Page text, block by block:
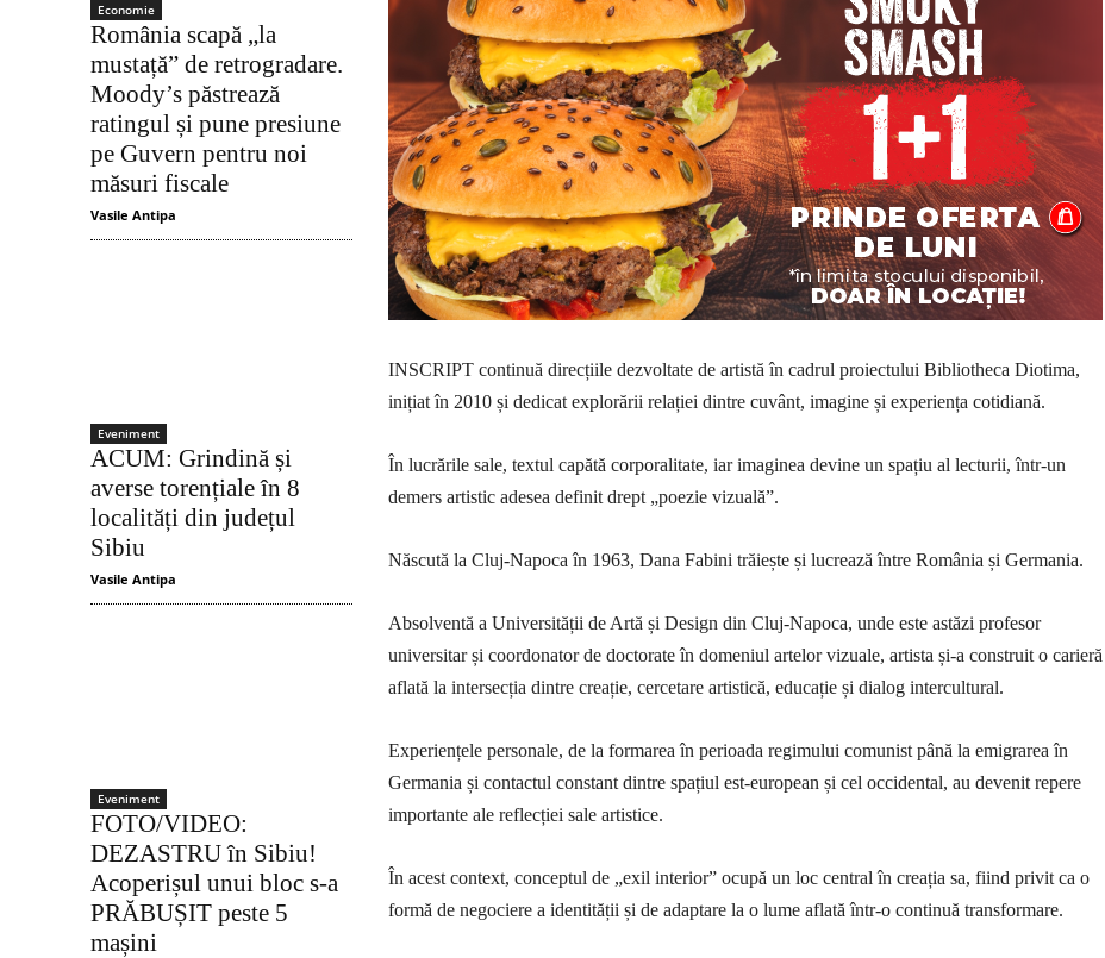
Economie
România scapă „la
mustață” de retrogradare.
Moody’s păstrează
ratingul și pune presiune
pe Guvern pentru noi
măsuri fiscale
Vasile Antipa
Eveniment
ACUM: Grindină și
averse torențiale în 8
localități din județul
Sibiu
Vasile Antipa
Eveniment
FOTO/VIDEO:
DEZASTRU în Sibiu!
Acoperișul unui bloc s-a
PRĂBUȘIT peste 5
mașini
INSCRIPT continuă direcțiile dezvoltate de artistă în cadrul proiectului Bibliotheca Diotima,
inițiat în 2010 și dedicat explorării relației dintre cuvânt, imagine și experiența cotidiană.
În lucrările sale, textul capătă corporalitate, iar imaginea devine un spațiu al lecturii, într-un
demers artistic adesea definit drept „poezie vizuală”.
Născută la Cluj-Napoca în 1963, Dana Fabini trăiește și lucrează între România și Germania.
Absolventă a Universității de Artă și Design din Cluj-Napoca, unde este astăzi profesor
universitar și coordonator de doctorate în domeniul artelor vizuale, artista și-a construit o carieră
aflată la intersecția dintre creație, cercetare artistică, educație și dialog intercultural.
Experiențele personale, de la formarea în perioada regimului comunist până la emigrarea în
Germania și contactul constant dintre spațiul est-european și cel occidental, au devenit repere
importante ale reflecției sale artistice.
În acest context, conceptul de „exil interior” ocupă un loc central în creația sa, fiind privit ca o
formă de negociere a identității și de adaptare la o lume aflată într-o continuă transformare.